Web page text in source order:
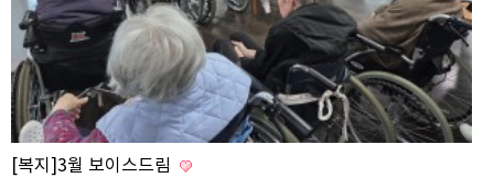
[복지]3월 보이스드림